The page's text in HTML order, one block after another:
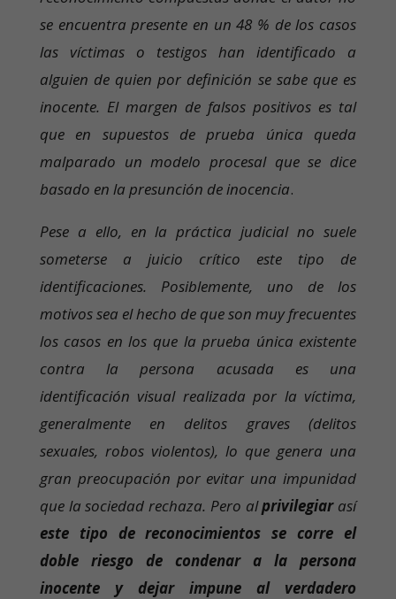
se encuentra presente en un 48 % de los casos
las víctimas o testigos han identificado a
alguien de quien por definición se sabe que es
inocente. El margen de falsos positivos es tal
que en supuestos de prueba única queda
malparado un modelo procesal que se dice
basado en la presunción de inocencia.
Pese a ello, en la práctica judicial no suele
someterse a juicio crítico este tipo de
identificaciones. Posiblemente, uno de los
motivos sea el hecho de que son muy frecuentes
los casos en los que la prueba única existente
contra la persona acusada es una
identificación visual realizada por la víctima,
generalmente en delitos graves (delitos
sexuales, robos violentos), lo que genera una
gran preocupación por evitar una impunidad
que la sociedad rechaza. Pero alprivilegiarasí
este tipo de reconocimientos se corre el
doble riesgo de condenar a la persona
inocente y dejar impune al verdadero